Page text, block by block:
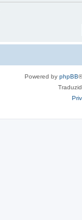
Powered by phpBB